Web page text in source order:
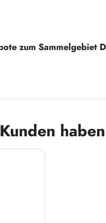
zum Sammelgebiet
Kunden